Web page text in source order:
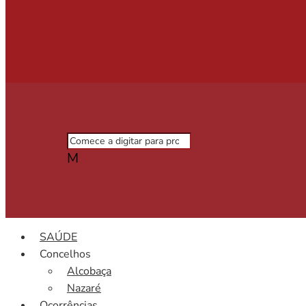
M
SAÚDE
Concelhos
Alcobaça
Nazaré